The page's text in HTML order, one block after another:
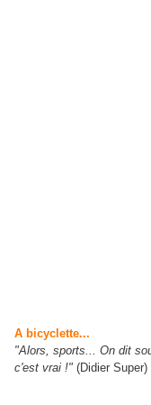
A bicyclette...
"Alors, sports... On dit
c'est vrai !" (Didier Super)